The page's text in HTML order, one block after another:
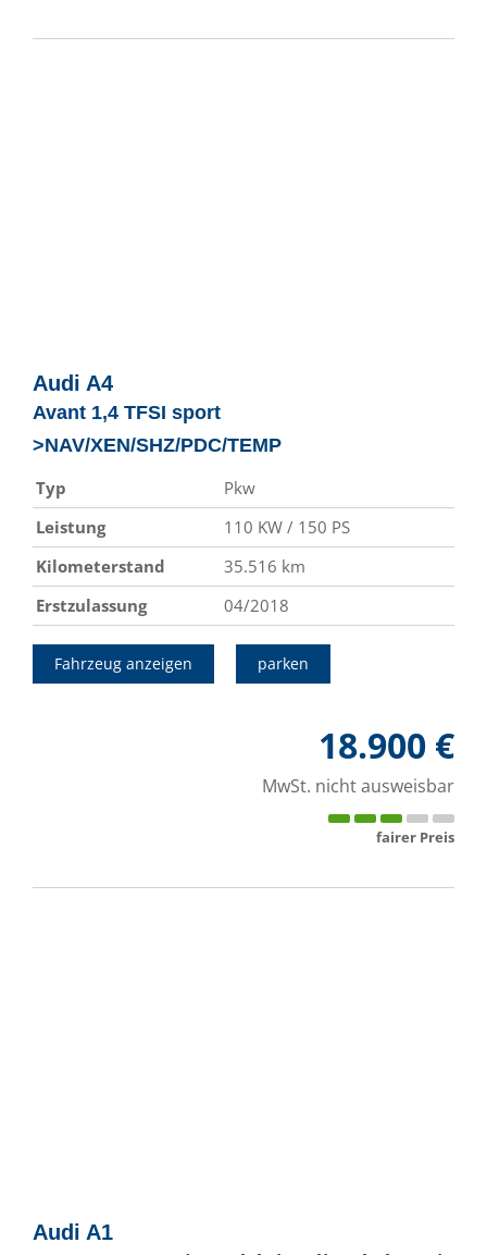
Audi A4
Avant 1,4 TFSI sport
>NAV/XEN/SHZ/PDC/TEMP
Typ
Pkw
Leistung
110 KW / 150 PS
Kilometerstand
35.516 km
Erstzulassung
04/2018
Fahrzeug anzeigen parken
18.900 €
MwSt. nicht ausweisbar
fairer Preis
Audi A1